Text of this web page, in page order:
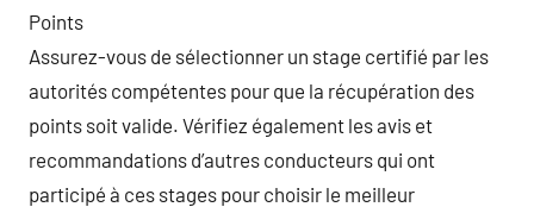
Points
Assurez-vous de sélectionner un stage certifié par les
autorités compétentes pour que la récupération des
points soit valide. Vérifiez également les avis et
recommandations d’autres conducteurs qui ont
participé à ces stages pour choisir le meilleur